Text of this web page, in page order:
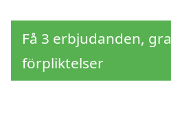
Få 3 erbjudanden,
förpliktelser